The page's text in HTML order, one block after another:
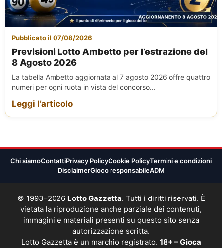
Pubblicato il 07/08/2026
Previsioni Lotto Ambetto per l’estrazione del
8 Agosto 2026
La tabella Ambetto aggiornata al 7 agosto 2026 offre quattro
numeri per ogni ruota in vista del concorso...
Leggi l’articolo
Chi siamoContattiPrivacy PolicyCookie PolicyTermini e condizioni
DisclaimerGioco responsabileADM
© 1993–2026 Lotto Gazzetta. Tutti i diritti riservati. È
vietata la riproduzione anche parziale dei contenuti,
immagini e materiali presenti su questo sito senza
autorizzazione scritta.
Lotto Gazzetta è un marchio registrato. 18+ – Gioca